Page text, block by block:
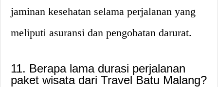
jaminan kesehatan selama perjalanan yang
meliputi asuransi dan pengobatan darurat.
11. Berapa lama durasi perjalanan
paket wisata dari Travel Batu Malang?